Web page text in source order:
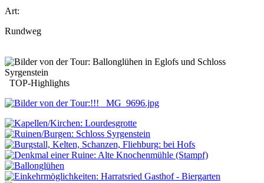
Art:
Rundweg
TOP-Highlights